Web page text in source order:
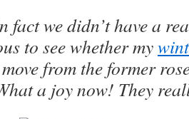
fact we didn’t have a
to see whether my
from the former
a joy now! They